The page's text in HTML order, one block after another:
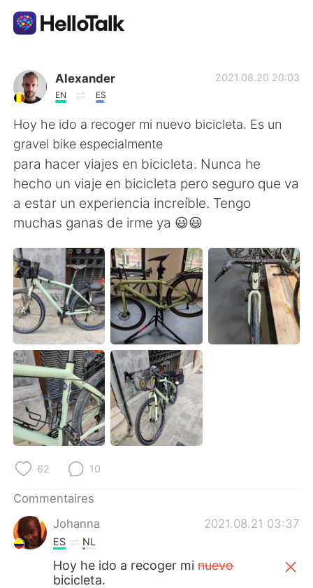
Appli d'échange linguistique
AI Grammar Checker
Français
English 简体中文
繁體中文 Español
العربية Deutsch
日本語 한국어
Русский ไทย
Indonesia Italiano
Türkçe Tiếng Việt
Alexander
EN ES
2021.08.20 20:03
Hoy he ido a recoger mi nuevo bicicleta. Es un
gravel bike especialmente
para hacer viajes en bicicleta. Nunca he
hecho un viaje en bicicleta pero seguro que va
a estar un experiencia increíble. Tengo
muchas ganas de irme ya 😃😃
62 10
Commentaires
Johanna
2021.08.21 03:37
ES NL
Hoy he ido a recoger minuevo
bicicleta.